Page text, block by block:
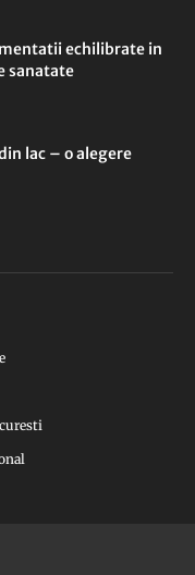
echilibrate in
sanatate
lac – o alegere